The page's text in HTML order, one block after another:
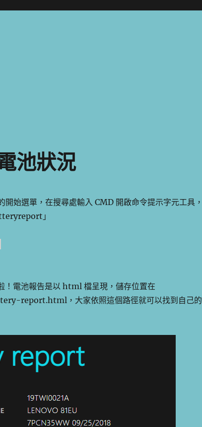
池狀況
始選單，在搜尋處輸入 CMD 開啟命令提示字元工具，
」
！電池報告是以 html 檔呈現，儲存位置在
report.html，大家依照這個路徑就可以找到自己的